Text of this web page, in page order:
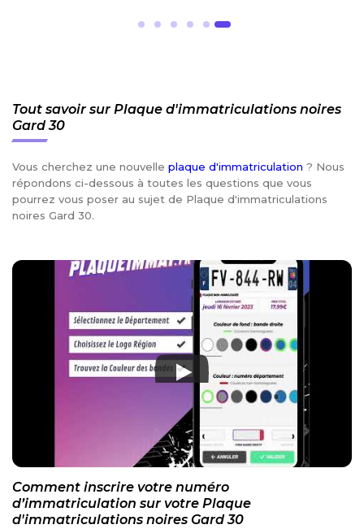
Tout savoir sur Plaque d'immatriculations noires
Gard 30
Vous cherchez une nouvelle plaque d'immatriculation ? Nous
répondons ci-dessous à toutes les questions que vous
pourrez vous poser au sujet de Plaque d'immatriculations
noires Gard 30.
Comment inscrire votre numéro
d’immatriculation sur votre Plaque
d'immatriculations noires Gard 30